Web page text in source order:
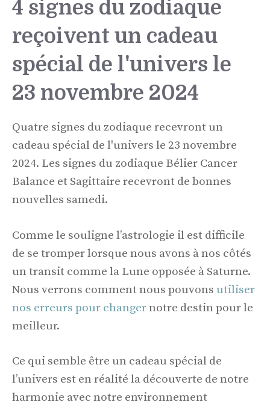
4 signes du zodiaque
reçoivent un cadeau
spécial de l'univers le
23 novembre 2024
Quatre signes du zodiaque recevront un
cadeau spécial de l'univers le 23 novembre
2024. Les signes du zodiaque Bélier Cancer
Balance et Sagittaire recevront de bonnes
nouvelles samedi.
Comme le souligne l’astrologie il est difficile
de se tromper lorsque nous avons à nos côtés
un transit comme la Lune opposée à Saturne.
Nous verrons comment nous pouvons utiliser
nos erreurs pour changernotre destin pour le
meilleur.
Ce qui semble être un cadeau spécial de
l’univers est en réalité la découverte de notre
harmonie avec notre environnement